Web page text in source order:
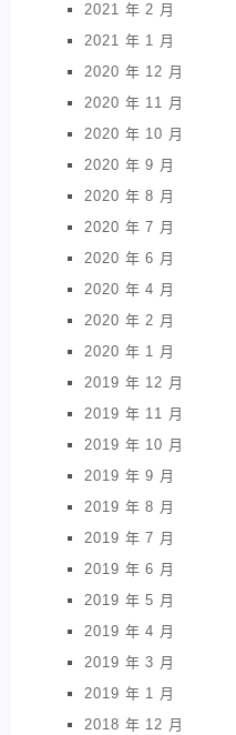
2021 年 2 月
2021 年 1 月
2020 年 12 月
2020 年 11 月
2020 年 10 月
2020 年 9 月
2020 年 8 月
2020 年 7 月
2020 年 6 月
2020 年 4 月
2020 年 2 月
2020 年 1 月
2019 年 12 月
2019 年 11 月
2019 年 10 月
2019 年 9 月
2019 年 8 月
2019 年 7 月
2019 年 6 月
2019 年 5 月
2019 年 4 月
2019 年 3 月
2019 年 1 月
2018 年 12 月